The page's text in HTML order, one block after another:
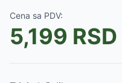
Cena sa PDV:
5,199 RSD